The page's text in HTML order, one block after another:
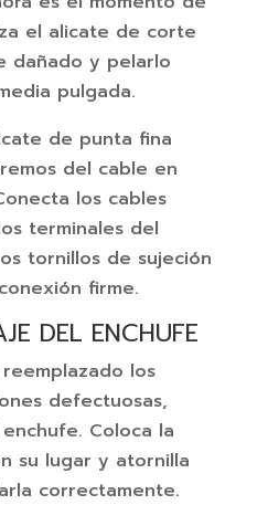
el alicate de corte
dañado y pelarlo
pulgada.
de punta fina
del cable en
los cables
terminales del
tornillos de sujeción
firme.
DEL ENCHUFE
los
defectuosas,
Coloca la
su lugar y atornilla
correctamente.